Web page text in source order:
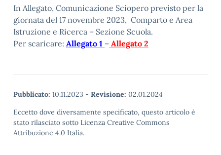
In Allegato, Comunicazione Sciopero previsto per la
giornata del 17 novembre 2023, Comparto e Area
Istruzione e Ricerca – Sezione Scuola.
Per scaricare: Allegato 1 – Allegato 2
Pubblicato: 10.11.2023 - Revisione: 02.01.2024
Eccetto dove diversamente specificato, questo articolo è
stato rilasciato sotto Licenza Creative Commons
Attribuzione 4.0 Italia.